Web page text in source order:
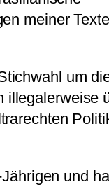
meiner
um
illegalerweise
und